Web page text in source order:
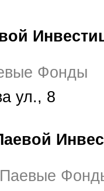
Фонды
ул., 8